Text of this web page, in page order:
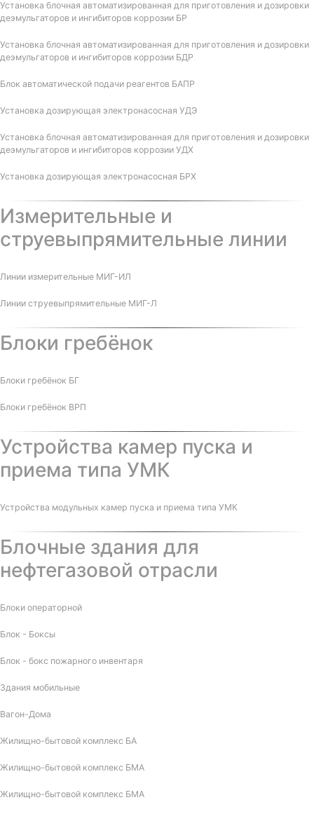
Установка блочная автоматизированная для приготовления и дозировки
деэмульгаторов и ингибиторов коррозии БР
Установка блочная автоматизированная для приготовления и дозировки
деэмульгаторов и ингибиторов коррозии БДР
Блок автоматической подачи реагентов БАПР
Установка дозирующая электронасосная УДЭ
Установка блочная автоматизированная для приготовления и дозировки
деэмульгаторов и ингибиторов коррозии УДХ
Установка дозирующая электронасосная БРХ
Измерительные и
струевыпрямительные линии
Линии измерительные МИГ-ИЛ
Линии струевыпрямительные МИГ-Л
Блоки гребёнок
Блоки гребёнок БГ
Блоки гребёнок ВРП
Устройства камер пуска и
приема типа УМК
Устройства модульных камер пуска и приема типа УМК
Блочные здания для
нефтегазовой отрасли
Блоки операторной
Блок - Боксы
Блок - бокс пожарного инвентаря
Здания мобильные
Вагон-Дома
Жилищно-бытовой комплекс БА
Жилищно-бытовой комплекс БМА
Жилищно-бытовой комплекс БМА